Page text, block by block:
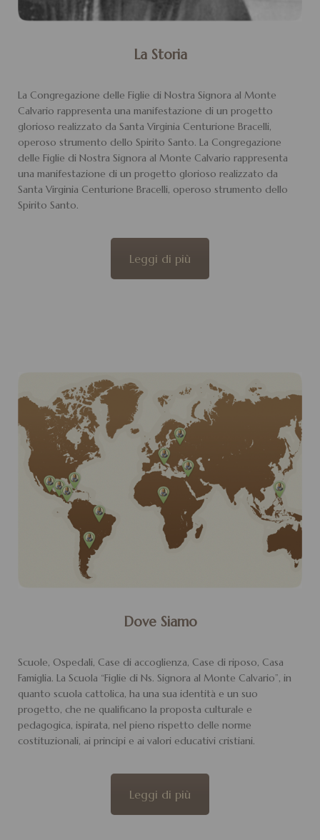
La Storia
La Congregazione delle Figlie di Nostra Signora al Monte
Calvario rappresenta una manifestazione di un progetto
glorioso realizzato da Santa Virginia Centurione Bracelli,
operoso strumento dello Spirito Santo. La Congregazione
delle Figlie di Nostra Signora al Monte Calvario rappresenta
una manifestazione di un progetto glorioso realizzato da
Santa Virginia Centurione Bracelli, operoso strumento dello
Spirito Santo.
Leggi di più
Dove Siamo
Scuole, Ospedali, Case di accoglienza, Case di riposo, Casa
Famiglia. La Scuola “Figlie di Ns. Signora al Monte Calvario”, in
quanto scuola cattolica, ha una sua identità e un suo
progetto, che ne qualificano la proposta culturale e
pedagogica, ispirata, nel pieno rispetto delle norme
costituzionali, ai principi e ai valori educativi cristiani.
Leggi di più